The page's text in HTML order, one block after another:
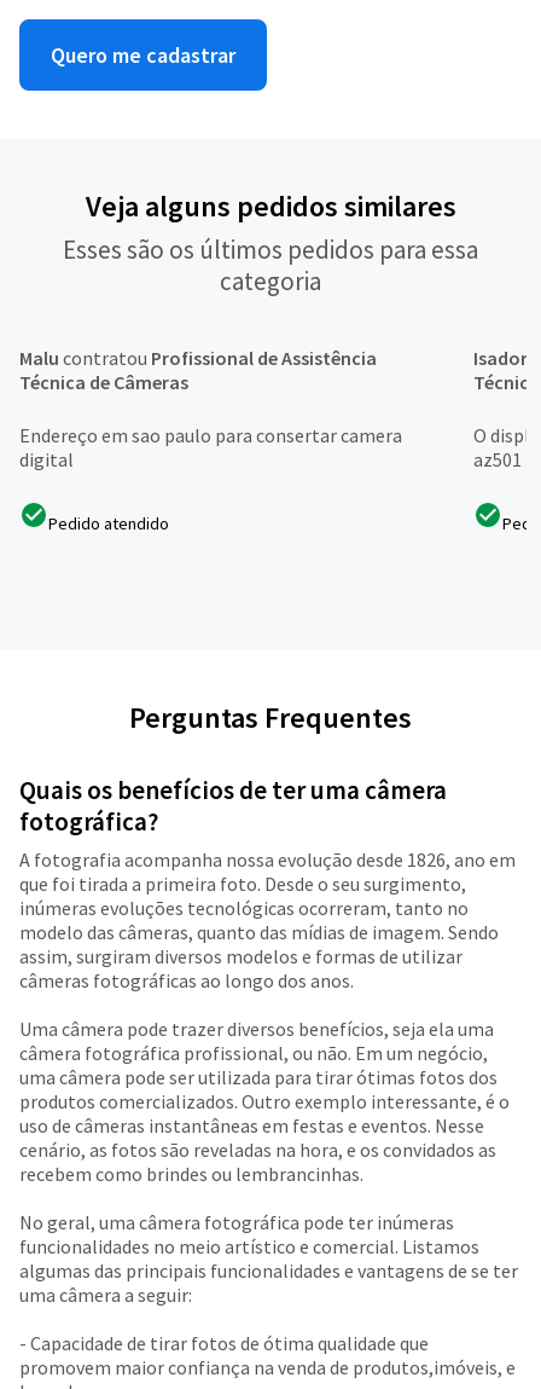
Quero me cadastrar
Veja alguns pedidos similares
Esses são os últimos pedidos para essa
categoria
Malu contratou Profissional de Assistência
Técnica de Câmeras
Endereço em sao paulo para consertar camera
digital
Pedido atendido
Isadora
O
az501
Perguntas Frequentes
Quais os benefícios de ter uma câmera
fotográfica?
A fotografia acompanha nossa evolução desde 1826, ano em
que foi tirada a primeira foto. Desde o seu surgimento,
inúmeras evoluções tecnológicas ocorreram, tanto no
modelo das câmeras, quanto das mídias de imagem. Sendo
assim, surgiram diversos modelos e formas de utilizar
câmeras fotográficas ao longo dos anos.
Uma câmera pode trazer diversos benefícios, seja ela uma
câmera fotográfica profissional, ou não. Em um negócio,
uma câmera pode ser utilizada para tirar ótimas fotos dos
produtos comercializados. Outro exemplo interessante, é o
uso de câmeras instantâneas em festas e eventos. Nesse
cenário, as fotos são reveladas na hora, e os convidados as
recebem como brindes ou lembrancinhas.
No geral, uma câmera fotográfica pode ter inúmeras
funcionalidades no meio artístico e comercial. Listamos
algumas das principais funcionalidades e vantagens de se ter
uma câmera a seguir:
- Capacidade de tirar fotos de ótima qualidade que
promovem maior confiança na venda de produtos,imóveis, e